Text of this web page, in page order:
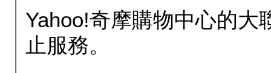
Yahoo!奇摩購物中心的大
止服務。